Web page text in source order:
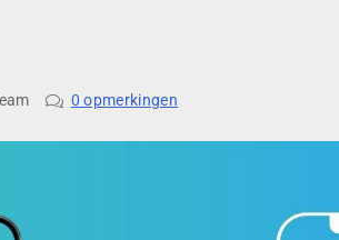
0 opmerkingen